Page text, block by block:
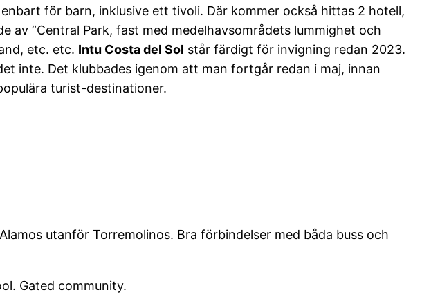
för barn, inklusive ett tivoli. Där kommer också hittas 2 hotell,
”Central Park, fast med medelhavsområdets lummighet och
etc. etc. Intu Costa del Sol står färdigt för invigning redan 2023.
inte. Det klubbades igenom att man fortgår redan i maj, innan
turist-destinationer.
utanför Torremolinos. Bra förbindelser med båda buss och
Gated community.